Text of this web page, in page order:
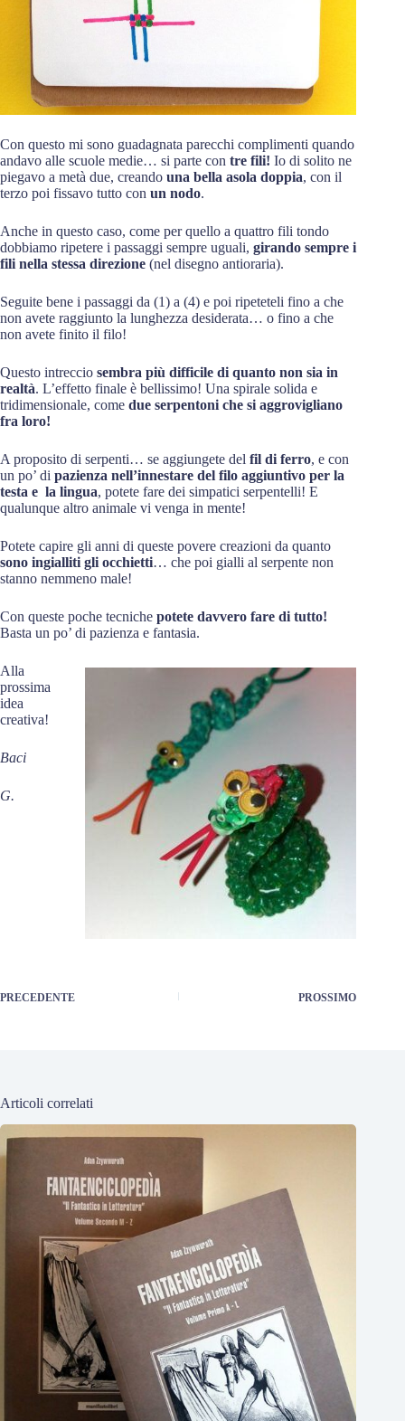
Con questo mi sono guadagnata parecchi complimenti quando
andavo alle scuole medie… si parte con tre fili! Io di solito ne
piegavo a metà due, creando una bella asola doppia, con il
terzo poi fissavo tutto con un nodo.
Anche in questo caso, come per quello a quattro fili tondo
dobbiamo ripetere i passaggi sempre uguali, girando sempre i
fili nella stessa direzione (nel disegno antioraria).
Seguite bene i passaggi da (1) a (4) e poi ripeteteli fino a che
non avete raggiunto la lunghezza desiderata… o fino a che
non avete finito il filo!
Questo intreccio sembra più difficile di quanto non sia in
realtà. L’effetto finale è bellissimo! Una spirale solida e
tridimensionale, come due serpentoni che si aggrovigliano
fra loro!
A proposito di serpenti… se aggiungete del fil di ferro, e con
un po’ di pazienza nell’innestare del filo aggiuntivo per la
testa e la lingua, potete fare dei simpatici serpentelli! E
qualunque altro animale vi venga in mente!
Potete capire gli anni di queste povere creazioni da quanto
sono ingialliti gli occhietti… che poi gialli al serpente non
stanno nemmeno male!
Con queste poche tecniche potete davvero fare di tutto!
Basta un po’ di pazienza e fantasia.
Alla
prossima
idea
creativa!
Baci
G.
PRECEDENTE PROSSIMO
Articoli correlati